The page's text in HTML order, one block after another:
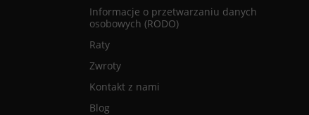
Informacje o przetwarzaniu danych
osobowych (RODO)
Raty
Zwroty
Kontakt z nami
Blog